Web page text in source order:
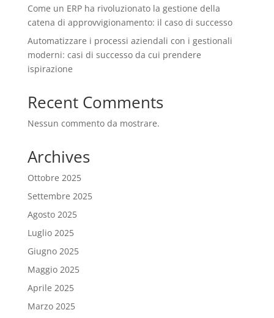
Come un ERP ha rivoluzionato la gestione della
catena di approvvigionamento: il caso di successo
Automatizzare i processi aziendali con i gestionali
moderni: casi di successo da cui prendere
ispirazione
Recent Comments
Nessun commento da mostrare.
Archives
Ottobre 2025
Settembre 2025
Agosto 2025
Luglio 2025
Giugno 2025
Maggio 2025
Aprile 2025
Marzo 2025